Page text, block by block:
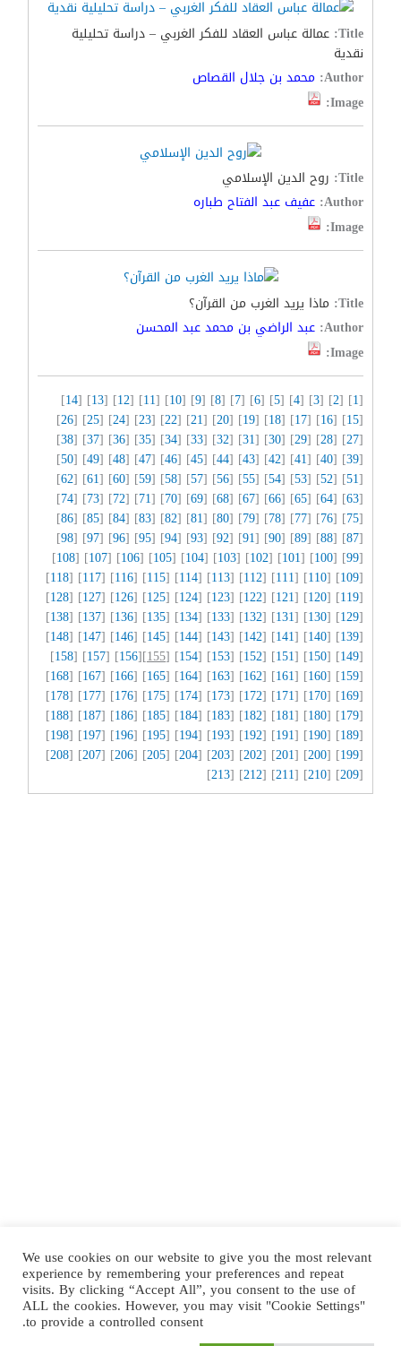
Title: عمالة عباس العقاد للفكر الغربي – دراسة تحلیلیة
نقدیة
Author: محمد بن جلال القصاص
Image:
Title: روح الدين الإسلامي
Author: عفيف عبد الفتاح طباره
Image:
Title: ماذا يريد الغرب من القرآن؟
Author: عبد الراضي بن محمد عبد المحسن
Image:
[
1
] [
2
] [
3
] [
4
] [
5
] [
6
] [
7
] [
8
] [
9
] [
10
] [
11
] [
12
] [
13
] [
14
]
[
15
] [
16
] [
17
] [
18
] [
19
] [
20
] [
21
] [
22
] [
23
] [
24
] [
25
] [
26
]
[
27
] [
28
] [
29
] [
30
] [
31
] [
32
] [
33
] [
34
] [
35
] [
36
] [
37
] [
38
]
[
39
] [
40
] [
41
] [
42
] [
43
] [
44
] [
45
] [
46
] [
47
] [
48
] [
49
] [
50
]
[
51
] [
52
] [
53
] [
54
] [
55
] [
56
] [
57
] [
58
] [
59
] [
60
] [
61
] [
62
]
[
63
] [
64
] [
65
] [
66
] [
67
] [
68
] [
69
] [
70
] [
71
] [
72
] [
73
] [
74
]
[
75
] [
76
] [
77
] [
78
] [
79
] [
80
] [
81
] [
82
] [
83
] [
84
] [
85
] [
86
]
[
87
] [
88
] [
89
] [
90
] [
91
] [
92
] [
93
] [
94
] [
95
] [
96
] [
97
] [
98
]
[
99
] [
100
] [
101
] [
102
] [
103
] [
104
] [
105
] [
106
] [
107
] [
108
]
[
109
] [
110
] [
111
] [
112
] [
113
] [
114
] [
115
] [
116
] [
117
] [
118
]
[
119
] [
120
] [
121
] [
122
] [
123
] [
124
] [
125
] [
126
] [
127
] [
128
]
[
129
] [
130
] [
131
] [
132
] [
133
] [
134
] [
135
] [
136
] [
137
] [
138
]
[
139
] [
140
] [
141
] [
142
] [
143
] [
144
] [
145
] [
146
] [
147
] [
148
]
[
149
] [
150
] [
151
] [
152
] [
153
] [
154
] [
155
][
156
] [
157
] [
158
]
[
159
] [
160
] [
161
] [
162
] [
163
] [
164
] [
165
] [
166
] [
167
] [
168
]
[
169
] [
170
] [
171
] [
172
] [
173
] [
174
] [
175
] [
176
] [
177
] [
178
]
[
179
] [
180
] [
181
] [
182
] [
183
] [
184
] [
185
] [
186
] [
187
] [
188
]
[
189
] [
190
] [
191
] [
192
] [
193
] [
194
] [
195
] [
196
] [
197
] [
198
]
[
199
] [
200
] [
201
] [
202
] [
203
] [
204
] [
205
] [
206
] [
207
] [
208
]
[
209
] [
210
] [
211
] [
212
] [
213
]
We use cookies on our website to give you the most relevant
experience by remembering your preferences and repeat
visits. By clicking “Accept All”, you consent to the use of
ALL the cookies. However, you may visit "Cookie Settings"
to provide a controlled consent.